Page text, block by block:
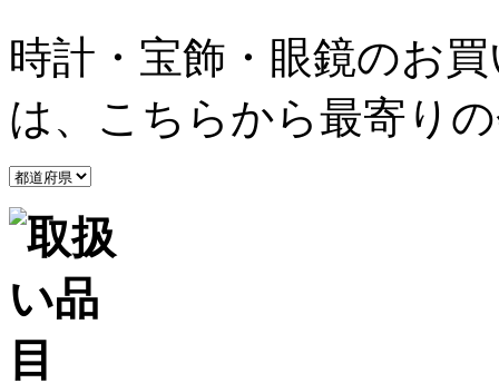
時計・宝飾・眼鏡のお
は、こちらから最寄り